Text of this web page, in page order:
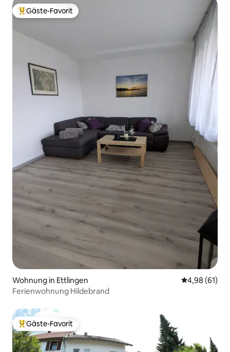
Beliebter Gäste-Favorit.
Gäste-Favorit
Wohnung in Ettlingen
4,98 (61)
Ferienwohnung Hildebrand
Beliebter Gäste-Favorit.
Gäste-Favorit